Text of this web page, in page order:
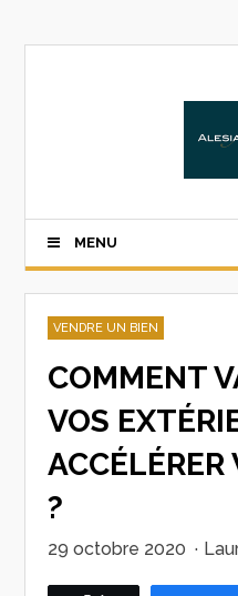
MENU
VENDRE UN BIEN
COMMENT
VOS
?
29 octobre 2020 ·